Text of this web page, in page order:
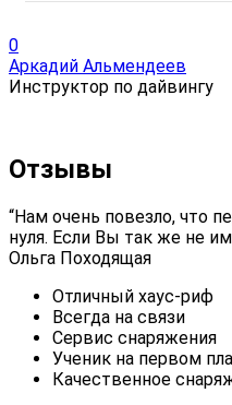
0
Аркадий Альмендеев
Инструктор по дайвингу
Отзывы
“Нам очень повезло, что
нуля. Если Вы так же не
Ольга Походящая
Отличный хаус-риф
Всегда на связи
Сервис снаряжения
Ученик на первом
Качественное